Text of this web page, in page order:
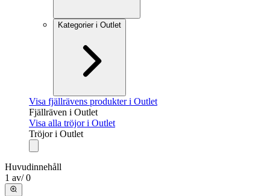
Kategorier i Outlet
Visa fjällrävens produkter i Outlet
Fjällräven i Outlet
Visa alla tröjor i Outlet
Tröjor i Outlet
Huvudinnehåll
1 av/ 0